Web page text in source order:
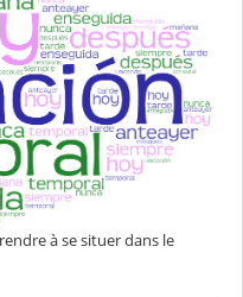
à se situer dans le